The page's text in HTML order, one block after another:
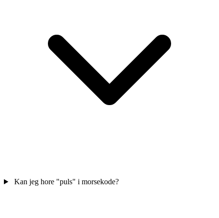
Kan jeg hore "puls" i morsekode?